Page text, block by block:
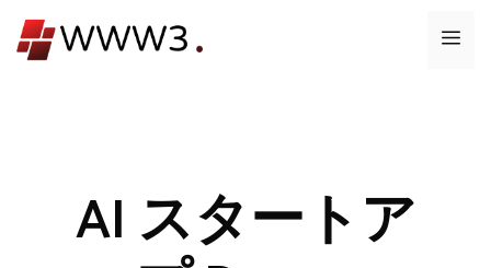
ン
メ
AI スタートア